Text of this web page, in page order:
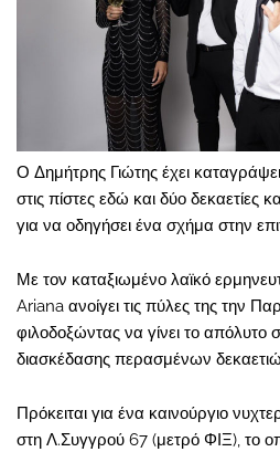
Ο Δημήτρης Γιώτης έχει
στις πίστες εδώ και δύο δεκαετίες
για να οδηγήσει ένα σχήμα στην
Με τον καταξιωμένο λαϊκό
Ariana ανοίγει τις πύλες της την
φιλοδοξώντας να γίνει το απόλυτο
διασκέδασης περασμένων
Πρόκειται για ένα καινούργιο
στη Λ.Συγγρού 67 (μετρό ΦΙΞ), το